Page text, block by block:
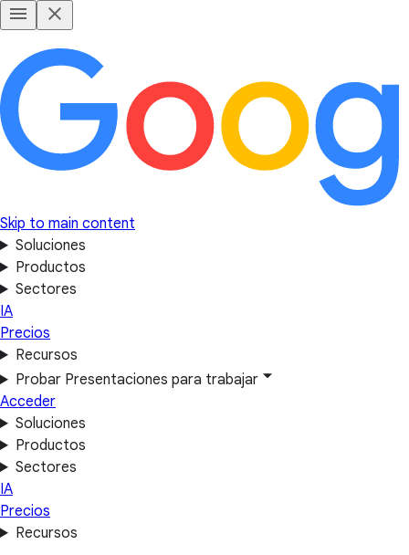
Skip to main content
Soluciones
Productos
Sectores
IA
Precios
Recursos
Probar Presentaciones para trabajar
Acceder
Soluciones
Productos
Sectores
IA
Precios
Recursos